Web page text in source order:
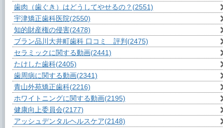
歯肉（歯ぐき）はどうしてやせるの？ (2551)
宇津矯正歯科医院(2550)
知的財産権の侵害(2478)
ブラン品川大井町歯科 口コミ 評判 (2475)
セラミックに関する動画(2441)
たけした歯科(2405)
歯周病に関する動画(2341)
青山外苑矯正歯科(2216)
ホワイトニングに関する動画(2195)
健康向上委員会(2177)
アッシュデンタルヘルスケア(2148)